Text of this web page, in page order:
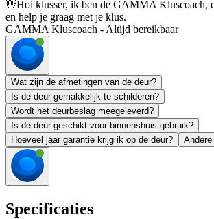
👋Hoi klusser, ik ben de GAMMA Kluscoach,
en help je graag met je klus.
GAMMA Kluscoach - Altijd bereikbaar
Wat zijn de afmetingen van de deur?
Is de deur gemakkelijk te schilderen?
Wordt het deurbeslag meegeleverd?
Is de deur geschikt voor binnenshuis gebruik?
Hoeveel jaar garantie krijg ik op de deur?
Specificaties